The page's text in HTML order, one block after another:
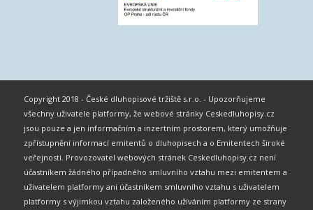
Copyright 2018 - České dluhopisové tržiště s.r.o. - Upozorňujeme
všechny uživatele platformy, že webové stránky Ceskedluhopisy.cz
jsou pouze a jen informačním a inzertním prostorem, který umožňuje
zpřístupnění informací emitentů o dluhopisech a o Emitentech široké
veřejnosti. Provozovatel webových stránek Ceskedluhopisy.cz není
účastníkem žádného případného smluvního vztahu mezi emitentem a
uživatelem platformy ani účastníkem smluvního vztahu s uživatelem
platformy s výjimkou vztahu založeného užíváním platformy ze strany